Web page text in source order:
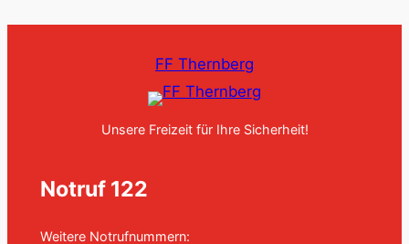
FF Thernberg
Unsere Freizeit für Ihre Sicherheit!
Notruf 122
Weitere Notrufnummern: